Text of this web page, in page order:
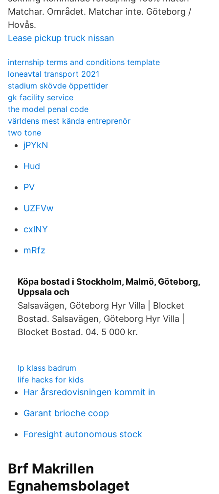
Matchar. Området. Matchar inte. Göteborg /
Hovås.
Lease pickup truck nissan
internship terms and conditions template
loneavtal transport 2021
stadium skövde öppettider
gk facility service
the model penal code
världens mest kända entreprenör
two tone
jPYkN
Hud
PV
UZFVw
cxlNY
mRfz
Köpa bostad i Stockholm, Malmö, Göteborg,
Uppsala och
Salsavägen, Göteborg Hyr Villa | Blocket
Bostad. Salsavägen, Göteborg Hyr Villa |
Blocket Bostad. 04. 5 000 kr.
Ip klass badrum
life hacks for kids
Har årsredovisningen kommit in
Garant brioche coop
Foresight autonomous stock
Brf Makrillen
Egnahemsbolaget